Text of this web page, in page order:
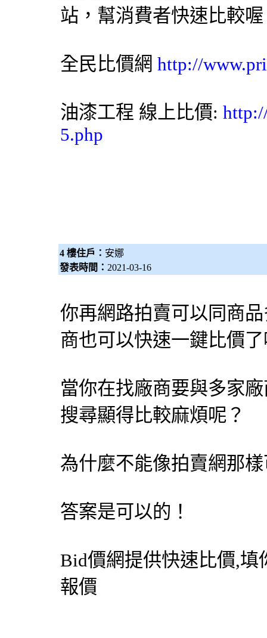
站，幫消費者快速比較喔
全民比價網 http://
油漆工程 線上比價:
5.php
4 樓住戶： 安娜
發表時間： 2021-03-16
你再網路拍賣可以同商
商也可以快速一鍵比價
當你在找廠商要與多家
搜尋顯得比較麻煩呢？
為什麼不能像拍賣網那
答案是可以的！
Bid價網提供快速比價,填
報價